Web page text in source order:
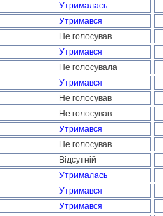
Утрималась
Утримався
Не голосував
Утримався
Не голосувала
Утримався
Не голосував
Не голосував
Утримався
Не голосував
Відсутній
Утрималась
Утримався
Утримався